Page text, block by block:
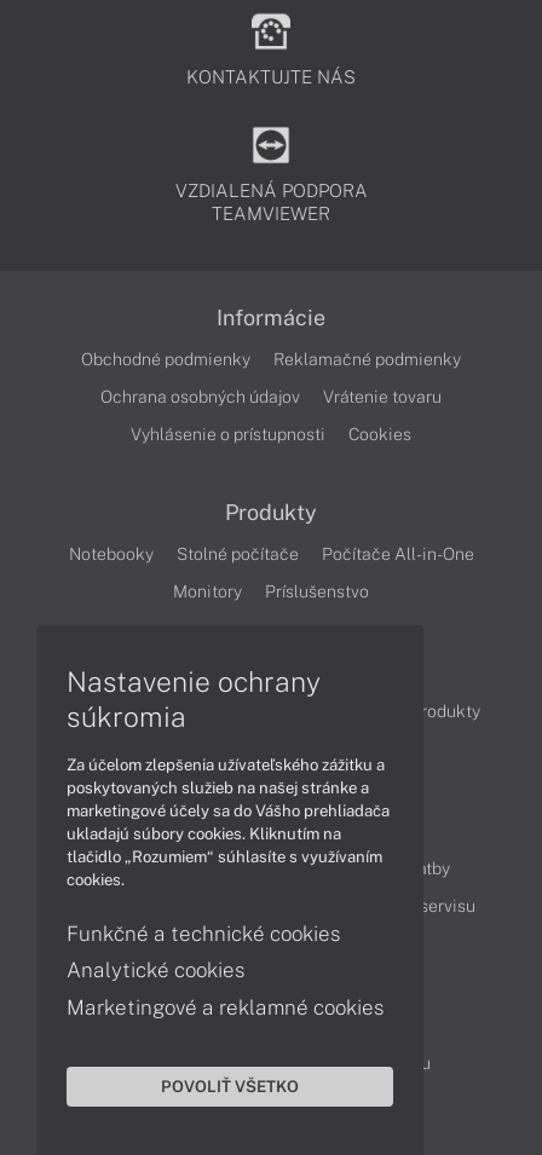
KONTAKTUJTE NÁS
VZDIALENÁ PODPORA
TEAMVIEWER
Informácie
Obchodné podmienky
Reklamačné podmienky
Ochrana osobných údajov
Vrátenie tovaru
Vyhlásenie o prístupnosti
Cookies
Produkty
Notebooky Stolné počítače
Počítače All-in-One
Monitory
Príslušenstvo
Články
Obchodné informácie
Produkty
Obsah
Ako nakupovať
Možnosti doručenia a platby
Cenník servisu
Kontakty
Servisné oddelenie
Reklamácia tovaru
Nastavenie ochrany
súkromia
Za účelom zlepšenia užívateľského zážitku a
poskytovaných služieb na našej stránke a
marketingové účely sa do Vášho prehliadača
ukladajú súbory cookies. Kliknutím na
tlačidlo „Rozumiem“ súhlasíte s využívaním
cookies.
Funkčné a technické cookies
Analytické cookies
Marketingové a reklamné cookies
POVOLIŤ VŠETKO